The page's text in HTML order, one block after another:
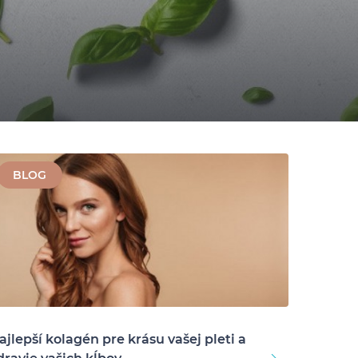
BLOG
kolagén pre krásu vašej pleti a